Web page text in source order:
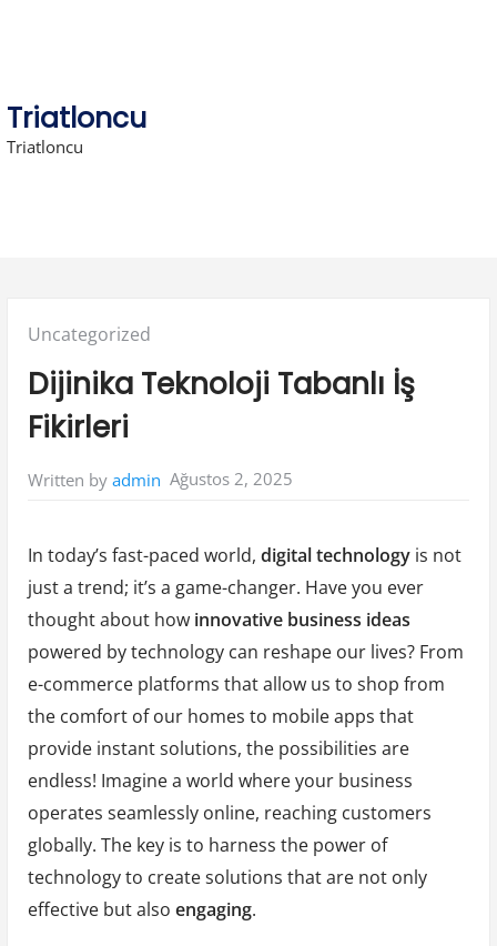
Triatloncu
Triatloncu
Posted
Uncategorized
Dijinika Teknoloji Tabanlı İş
Fikirleri
Written by admin Ağustos 2, 2025
In today’s fast-paced world, digital technologyis not
just a trend; it’s a game-changer. Have you ever
thought about how innovative business ideas
powered by technology can reshape our lives? From
e-commerce platforms that allow us to shop from
the comfort of our homes to mobile apps that
provide instant solutions, the possibilities are
endless! Imagine a world where your business
operates seamlessly online, reaching customers
globally. The key is to harness the power of
technology to create solutions that are not only
effective but also engaging.